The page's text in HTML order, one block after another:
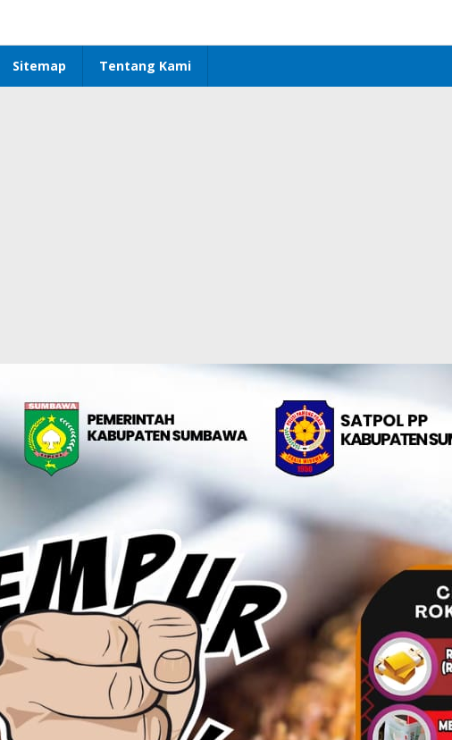
Sitemap Tentang Kami